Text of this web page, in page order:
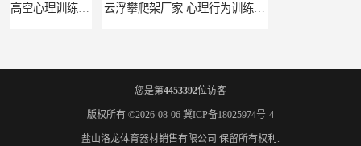
云浮攀爬架厂家 心理行为训练器材 质量保证
您是第4453392位访客
版权所有 ©2026-08-06 冀ICP备18025974号-4
盐山洛龙体育器材销售有限公司 保留所有权利.